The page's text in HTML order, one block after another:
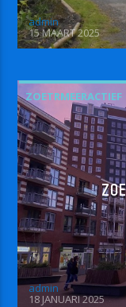
admin
15 MAART 2025
ZOETRMEERACTIEF
admin
18 JANUARI 2025